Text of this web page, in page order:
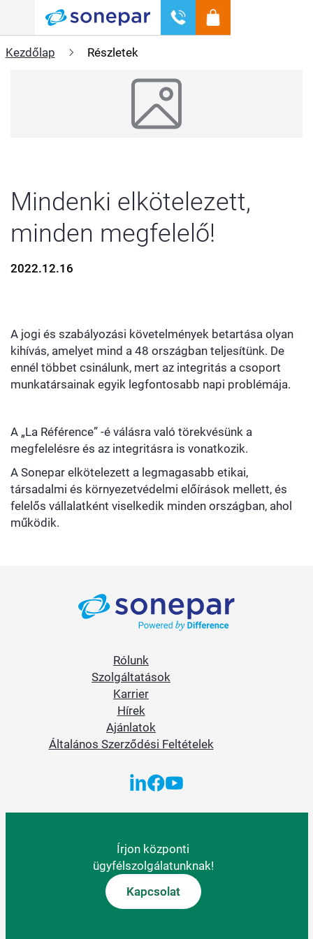
Kezdőlap
Részletek
Mindenki elkötelezett,
minden megfelelő!
2022.12.16
A jogi és szabályozási követelmények betartása olyan
kihívás, amelyet mind a 48 országban teljesítünk. De
ennél többet csinálunk, mert az integritás a csoport
munkatársainak egyik legfontosabb napi problémája.
A „La Référence” -é válásra való törekvésünk a
megfelelésre és az integritásra is vonatkozik.
A Sonepar elkötelezett a legmagasabb etikai,
társadalmi és környezetvédelmi előírások mellett, és
felelős vállalatként viselkedik minden országban, ahol
működik.
Rólunk
Szolgáltatások
Karrier
Hírek
Ajánlatok
Általános Szerződési Feltételek
Írjon központi
ügyfélszolgálatunknak!
Kapcsolat